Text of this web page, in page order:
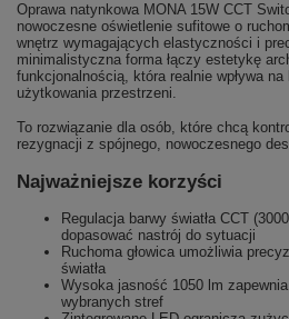
Oprawa natynkowa MONA 15W CCT
nowoczesne oświetlenie sufitowe o
wnętrz wymagających elastyczności i
minimalistyczna forma łączy estetykę
funkcjonalnością, która realnie wpływa
użytkowania przestrzeni.
To rozwiązanie dla osób, które chcą
rezygnacji z spójnego, nowoczesnego
Najważniejsze korzyści
Regulacja barwy światła CCT
dopasować nastrój do sytuacji
Ruchoma głowica umożliwia
światła
Wysoka jasność 1050 lm
wybranych stref